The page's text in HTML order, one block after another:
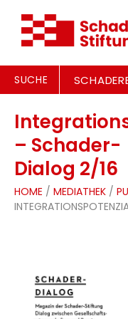
SUCHE
– Schader-
Dialog 2/16
HOME / MEDIATHEK /